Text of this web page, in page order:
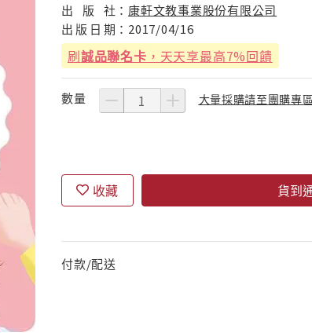
出
版 社： 康軒文教事業股份有限公司
出 版 日 期： 2017/04/16
刷誠品聯名卡 ，天天享最高7%回饋
數量 大量採購請至團購專區
收藏 貨到
付款/配送